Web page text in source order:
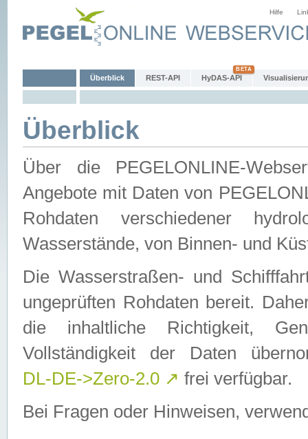
Hilfe
Überblick REST-API HyDAS-API
Überblick
Über die PEGELONLINE-
Angebote mit Daten von
Rohdaten verschiedener
Wasserstände, von Binnen- und
Die Wasserstraßen- und
ungeprüften Rohdaten bereit.
die inhaltliche Richtigkeit,
Vollständigkeit der Daten
DL-DE->Zero-2.0 ↗ frei verfügbar.
Bei Fragen oder Hinweisen,